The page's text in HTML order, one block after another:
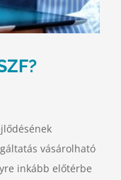
vásárolható
inkább előtérbe